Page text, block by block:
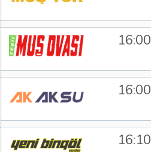
16:00
16:00
16:10